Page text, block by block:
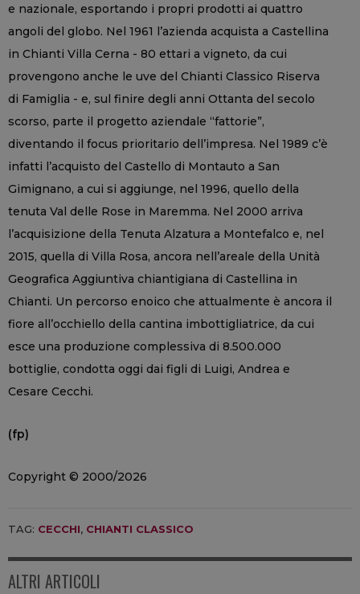
e nazionale, esportando i propri prodotti ai quattro
angoli del globo. Nel 1961 l’azienda acquista a Castellina
in Chianti Villa Cerna - 80 ettari a vigneto, da cui
provengono anche le uve del Chianti Classico Riserva
di Famiglia - e, sul finire degli anni Ottanta del secolo
scorso, parte il progetto aziendale “fattorie”,
diventando il focus prioritario dell’impresa. Nel 1989 c’è
infatti l’acquisto del Castello di Montauto a San
Gimignano, a cui si aggiunge, nel 1996, quello della
tenuta Val delle Rose in Maremma. Nel 2000 arriva
l’acquisizione della Tenuta Alzatura a Montefalco e, nel
2015, quella di Villa Rosa, ancora nell’areale della Unità
Geografica Aggiuntiva chiantigiana di Castellina in
Chianti. Un percorso enoico che attualmente è ancora il
fiore all’occhiello della cantina imbottigliatrice, da cui
esce una produzione complessiva di 8.500.000
bottiglie, condotta oggi dai figli di Luigi, Andrea e
Cesare Cecchi.
(fp)
Copyright © 2000/2026
TAG: CECCHI, CHIANTI CLASSICO
ALTRI ARTICOLI